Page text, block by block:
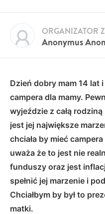
Anonymus
ORGANIZATOR
Dzień dobry mam 14 lat
campera dla mamy.
wyjeździe z całą
jest jej największe
chciała by mieć
uważa że to jest nie
funduszy oraz jest
spełnić jej marzenie i
Chciałbym by był to
matki.